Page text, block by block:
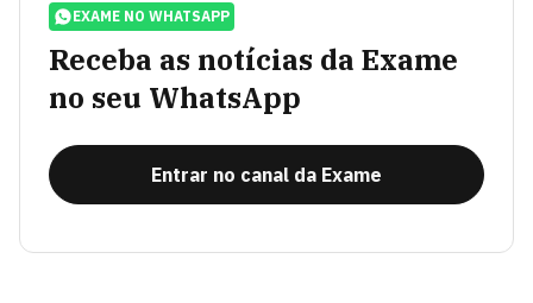
EXAME NO WHATSAPP
Receba as notícias da Exame
no seu WhatsApp
Entrar no canal da Exame